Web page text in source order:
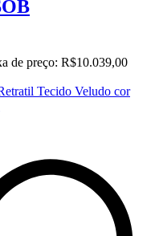
de preço: R$10.039,00